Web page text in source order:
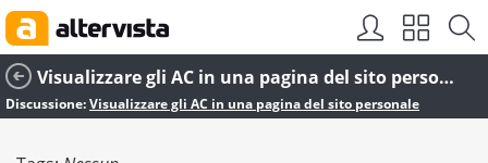
Visualizzare gli AC in una pagina del sito personale
Discussione:Visualizzare gli AC in una pagina del sito personale